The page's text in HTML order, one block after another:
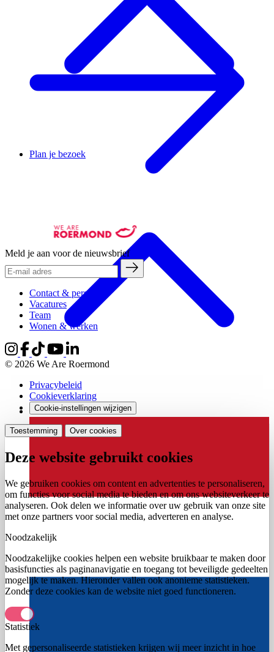
Plan je bezoek
Meld je aan voor de nieuwsbrief
Contact & pers
Vacatures
Team
Wonen & werken
© 2026 We Are Roermond
Privacybeleid
Cookieverklaring
Cookie-instellingen wijzigen
Toestemming Over cookies
Deze website gebruikt cookies
We gebruiken cookies om content en advertenties te personaliseren,
om functies voor social media te bieden en om ons websiteverkeer te
analyseren. Ook delen we informatie over uw gebruik van onze site
met onze partners voor social media, adverteren en analyse.
Noodzakelijk
Noodzakelijke cookies helpen een website bruikbaar te maken door
basisfuncties als paginanavigatie en toegang tot beveiligde gedeelten
mogelijk te maken. Hieronder vallen ook anonieme statistieken.
Zonder deze cookies kan de website niet goed functioneren.
Statistiek
Met gepersonaliseerde statistieken krijgen wij meer inzicht in hoe